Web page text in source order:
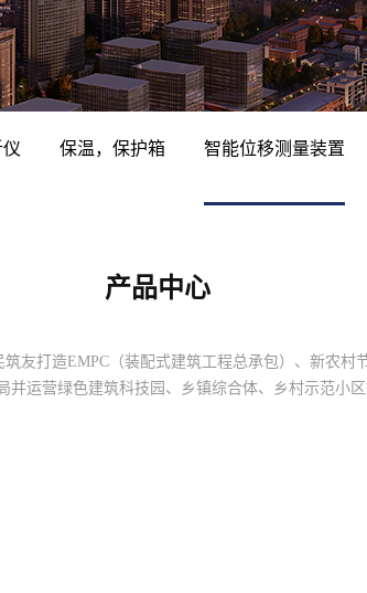
保温，保护箱 智能位移测量装置
产品中心
友打造EMPC（装配式建筑工程总承包）、新农村
并运营绿色建筑科技园、乡镇综合体、乡村示范小区